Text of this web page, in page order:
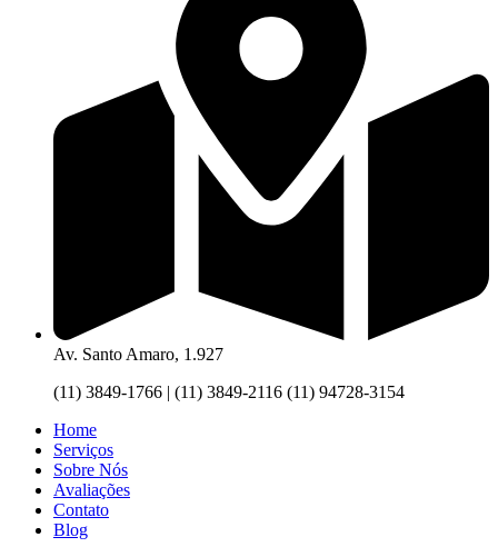
Av. Santo Amaro, 1.927
(11) 3849-1766 | (11) 3849-2116 (11) 94728-3154
Home
Serviços
Sobre Nós
Avaliações
Contato
Blog